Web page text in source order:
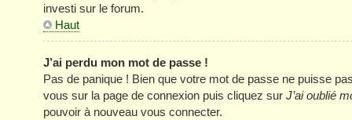
investi sur le forum.
Haut
J’ai perdu mon mot de passe !
Pas de panique ! Bien que votre mot de passe ne puisse
vous sur la page de connexion puis cliquez sur J’ai oublié
pouvoir à nouveau vous connecter.